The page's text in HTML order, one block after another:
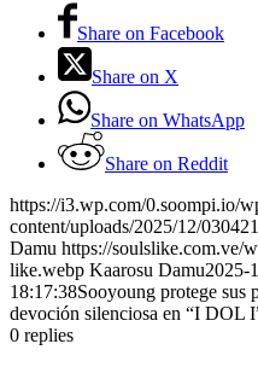
Share on Facebook
Share on X
Share on WhatsApp
Share on Reddit
https://i3.wp.com/0.soompi.io/
content/uploads/2025/12/
Damu https://soulslike.com.ve/
like.webp Kaarosu Damu2025-
18:17:38Sooyoung protege sus
devoción silenciosa en “I DOL
0 replies